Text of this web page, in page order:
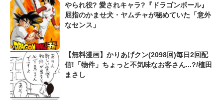
やられ役? 愛されキャラ?『ドラゴンボール』
屈指のかませ犬・ヤムチャが秘めていた「意外
なセンス」
【無料漫画】かりあげクン(2098回)毎日2回配
信!「物件」ちょっと不気味なお客さん...?/植田
まさし